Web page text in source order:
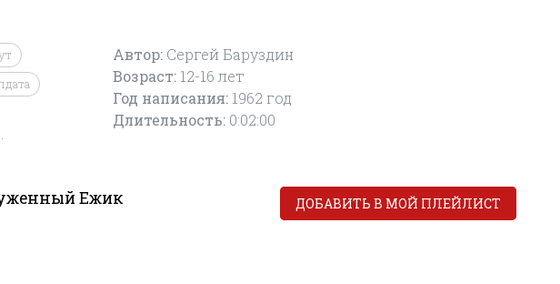
Автор: Сергей Баруздин
Возраст: 12-16 лет
Год написания: 1962 год
Длительность: 0:02:00
Ежик ДОБАВИТЬ В МОЙ ПЛЕЙЛИСТ